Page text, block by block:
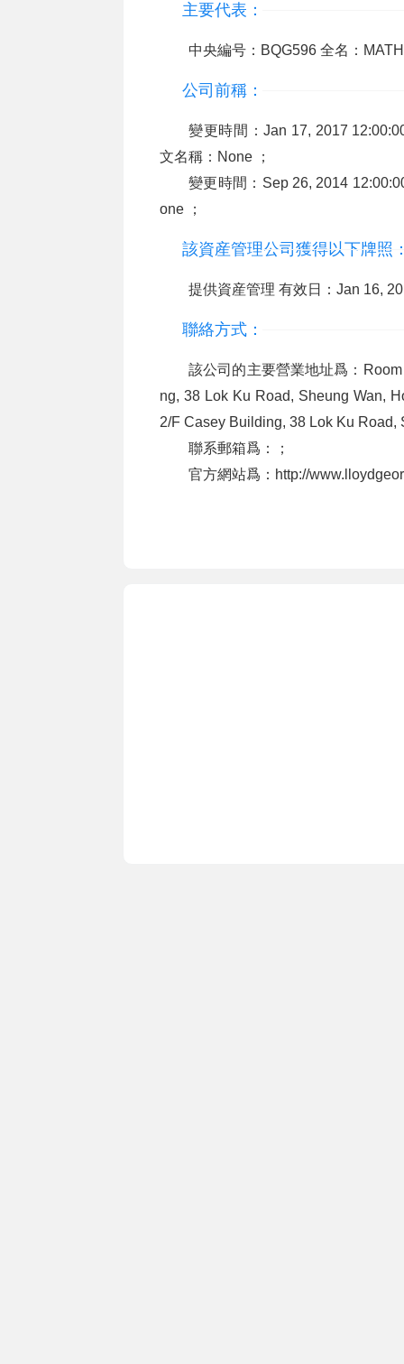
主要代表：
中央編号：BQG596 全名：
公司前稱：
變更時間：Jan 17, 2017
文名稱：None ；
變更時間：Sep 26, 2014
one ；
該資産管理公司獲得以下牌照
提供資産管理 有效日：Jan 16,
聯絡方式：
該公司的主要營業地址爲：
ng, 38 Lok Ku Road, Sheung Wan,
2/F Casey Building, 38 Lok Ku Road,
聯系郵箱爲：；
官方網站爲：http://